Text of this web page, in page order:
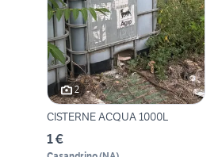
2
CISTERNE ACQUA 1000L
1 €